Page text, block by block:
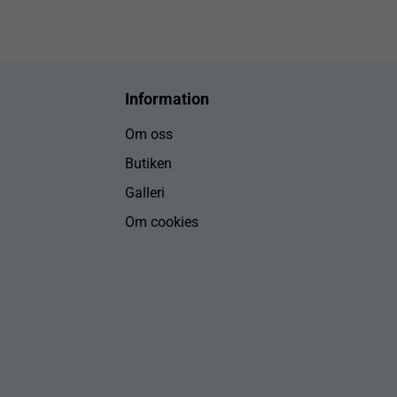
Information
Om oss
Butiken
Galleri
Om cookies